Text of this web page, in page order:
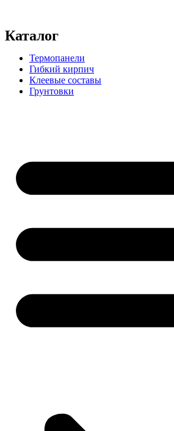
Каталог
Термопанели
Гибкий кирпич
Клеевые составы
Грунтовки